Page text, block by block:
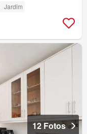
Jardim
12 Fotos